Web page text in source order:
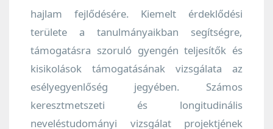
hajlam fejlődésére. Kiemelt érdeklődési
területe a tanulmányaikban segítségre,
támogatásra szoruló gyengén teljesítők és
kisikolások támogatásának vizsgálata az
esélyegyenlőség jegyében. Számos
keresztmetszeti és longitudinális
neveléstudományi vizsgálat projektjének